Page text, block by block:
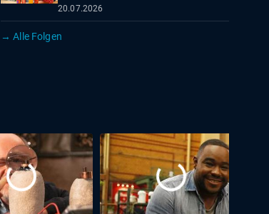
20.07.2026
→ Alle Folgen